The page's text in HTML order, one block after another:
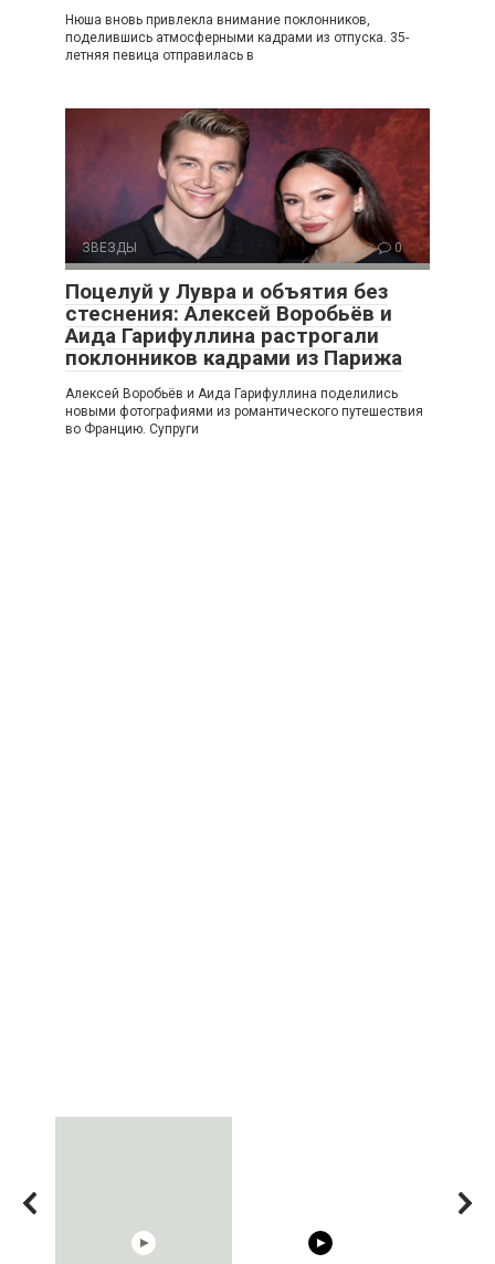
Нюша вновь привлекла внимание поклонников,
поделившись атмосферными кадрами из отпуска. 35-
летняя певица отправилась в
ЗВЕЗДЫ 0
Поцелуй у Лувра и объятия без
стеснения: Алексей Воробьёв и
Аида Гарифуллина растрогали
поклонников кадрами из Парижа
Алексей Воробьёв и Аида Гарифуллина поделились
новыми фотографиями из романтического путешествия
во Францию. Супруги